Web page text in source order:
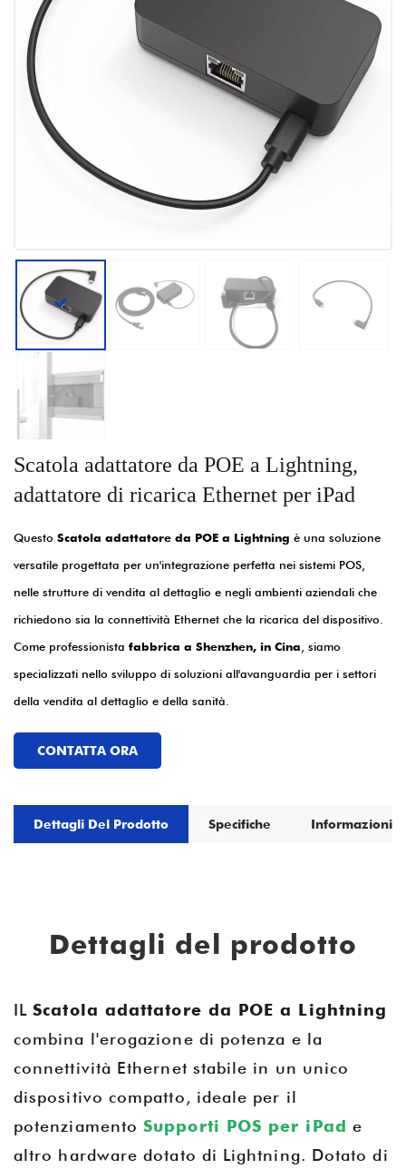
Scatola adattatore da POE a Lightning,
adattatore di ricarica Ethernet per iPad
Questo Scatola adattatore da POE a Lightning è una soluzione
versatile progettata per un'integrazione perfetta nei sistemi POS,
nelle strutture di vendita al dettaglio e negli ambienti aziendali che
richiedono sia la connettività Ethernet che la ricarica del dispositivo.
Come professionista fabbrica a Shenzhen, in Cina, siamo
specializzati nello sviluppo di soluzioni all'avanguardia per i settori
della vendita al dettaglio e della sanità.
CONTATTA ORA
Dettagli Del Prodotto Specifiche Informazioni
Dettagli del prodotto
ILScatola adattatore da POE a Lightning
combina l'erogazione di potenza e la
connettività Ethernet stabile in un unico
dispositivo compatto, ideale per il
potenziamentoSupporti POS per iPad e
altro hardware dotato di Lightning. Dotato di